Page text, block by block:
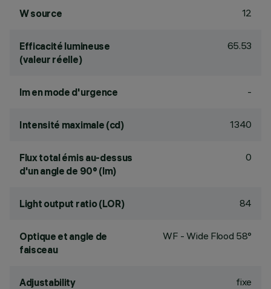
W source 12
Efficacité lumineuse
(valeur réelle)
65.53
lm en mode d'urgence -
Intensité maximale (cd) 1340
Flux total émis au-dessus
d'un angle de 90° (lm)
0
Light output ratio (LOR) 84
Optique et angle de
faisceau
WF - Wide Flood 58°
Adjustability fixe